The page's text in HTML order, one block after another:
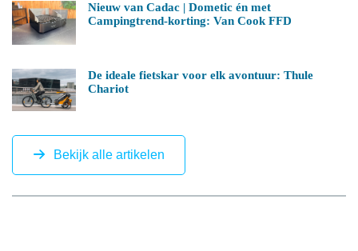
Nieuw van Cadac | Dometic én met
Campingtrend-korting: Van Cook FFD
De ideale fietskar voor elk avontuur: Thule
Chariot
Bekijk alle artikelen